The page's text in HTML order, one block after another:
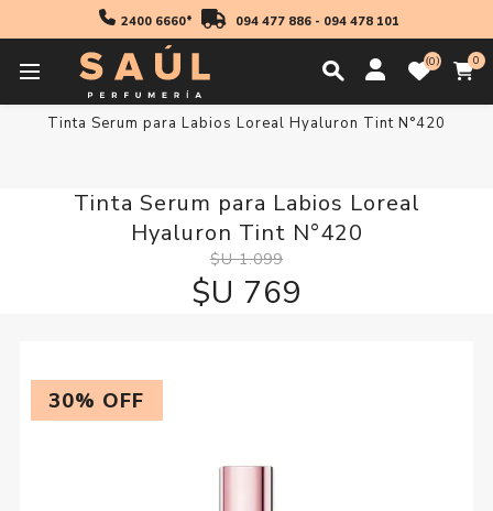
2400 6660* 094 477 886- 094 478 101
0 0
Inicio
Tinta Serum para Labios Loreal Hyaluron Tint N°420
30% OFF
Tinta Serum para Labios Loreal
Hyaluron Tint N°420
$U 1.099
$U 769